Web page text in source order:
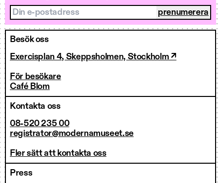
Din e-postadress
Besök oss
Exercisplan 4, Skeppsholmen, Stockholm ↗
För besökare
Café Blom
Kontakta oss
08-520 235 00
registrator@modernamuseet.se
Fler sätt att kontakta oss
Press